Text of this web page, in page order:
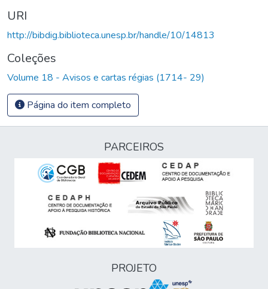
URI
http://bibdig.biblioteca.unesp.br/handle/10/14813
Coleções
Volume 18 - Avisos e cartas régias (1714- 29)
Página do item completo
PARCEIROS
PROJETO